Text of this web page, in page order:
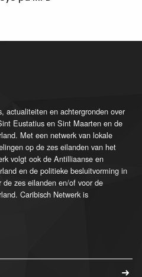
actualiteiten en achtergronden over
Eustatius en Sint Maarten en de
Met een netwerk van lokale
op de zes eilanden van het
volgt ook de Antilliaanse en
en de politieke besluitvorming in
zes eilanden en/of voor de
Caribisch Netwerk is